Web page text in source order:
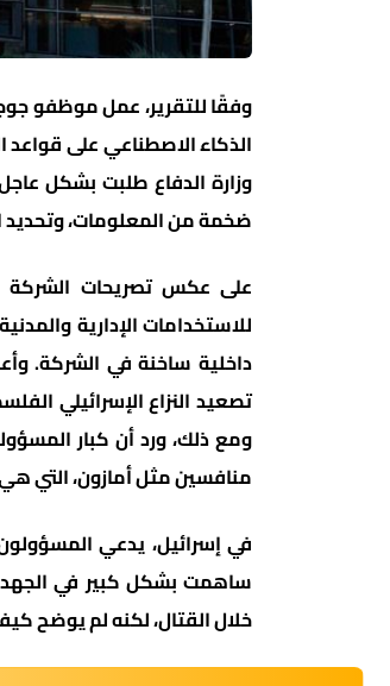
الذكاء الاصطناعي على قواعد
وزارة الدفاع طلبت بشكل
ضخمة من المعلومات، وتحديد
على عكس تصريحات الشركة
للاستخدامات الإدارية
داخلية ساخنة في الشركة.
ومع ذلك، ورد أن كبار
منافسين مثل أمازون، التي
في إسرائيل، يدعي
ساهمت بشكل كبير في الجهد
خلال القتال، لكنه لم يوضح